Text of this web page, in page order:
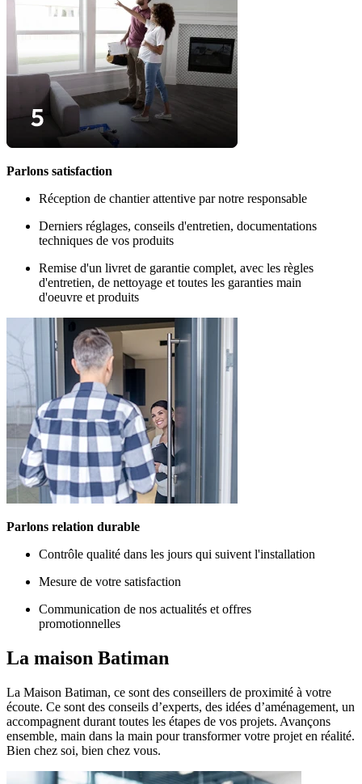
Parlons satisfaction
Réception de chantier attentive par notre responsable
Derniers réglages, conseils d'entretien, documentations
techniques de vos produits
Remise d'un livret de garantie complet, avec les règles
d'entretien, de nettoyage et toutes les garanties main
d'oeuvre et produits
Parlons relation durable
Contrôle qualité dans les jours qui suivent l'installation
Mesure de votre satisfaction
Communication de nos actualités et offres
promotionnelles
La maison Batiman
La Maison Batiman, ce sont des conseillers de proximité à votre
écoute. Ce sont des conseils d’experts, des idées d’aménagement, un
accompagnent durant toutes les étapes de vos projets. Avançons
ensemble, main dans la main pour transformer votre projet en réalité.
Bien chez soi, bien chez vous.